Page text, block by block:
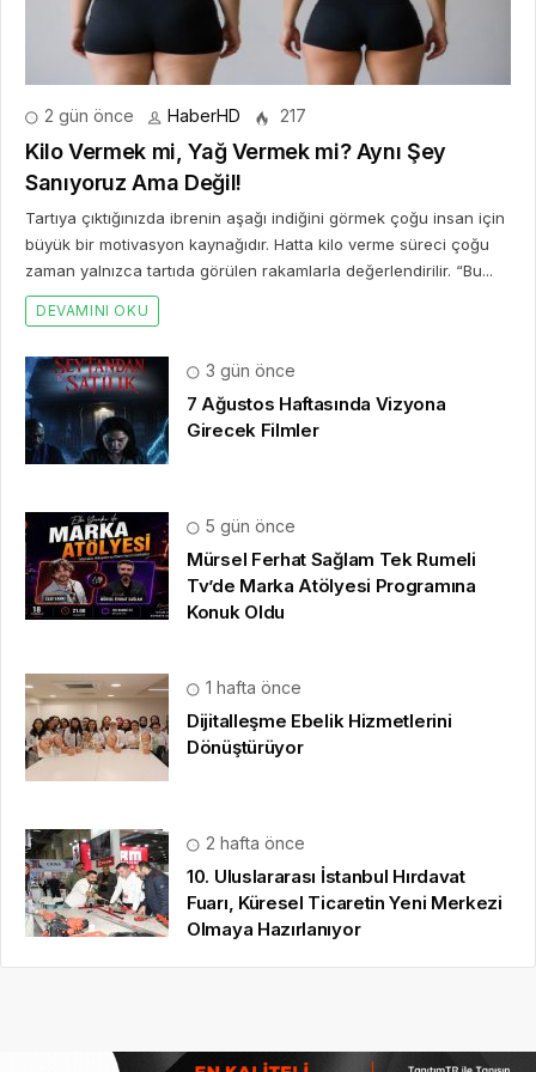
2 gün önce HaberHD 217
Kilo Vermek mi, Yağ Vermek mi? Aynı Şey
Sanıyoruz Ama Değil!
Tartıya çıktığınızda ibrenin aşağı indiğini görmek çoğu insan için
büyük bir motivasyon kaynağıdır. Hatta kilo verme süreci çoğu
zaman yalnızca tartıda görülen rakamlarla değerlendirilir. “Bu...
DEVAMINI OKU
3 gün önce
7 Ağustos Haftasında Vizyona
Girecek Filmler
5 gün önce
Mürsel Ferhat Sağlam Tek Rumeli
Tv’de Marka Atölyesi Programına
Konuk Oldu
1 hafta önce
Dijitalleşme Ebelik Hizmetlerini
Dönüştürüyor
2 hafta önce
10. Uluslararası İstanbul Hırdavat
Fuarı, Küresel Ticaretin Yeni Merkezi
Olmaya Hazırlanıyor